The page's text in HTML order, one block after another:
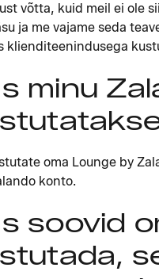
võtta, kuid meil ei ole
ja me vajame seda
klienditeenindusega
minu
oma Lounge by
konto.
soovid